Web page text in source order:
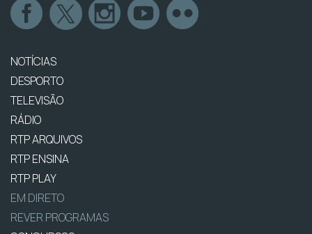
NOTÍCIAS
DESPORTO
TELEVISÃO
RÁDIO
RTP ARQUIVOS
RTP ENSINA
RTP PLAY
EM DIRETO
REVER PROGRAMAS